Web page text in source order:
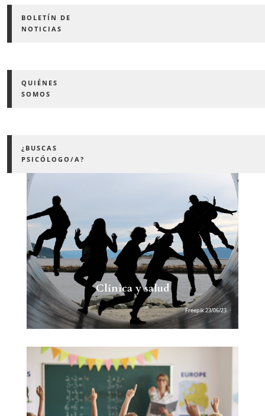
BOLETÍN DE
NOTICIAS
QUIÉNES
SOMOS
¿BUSCAS
PSICÓLOGO/A?
Clínica y salud
Freepik 23/06/23